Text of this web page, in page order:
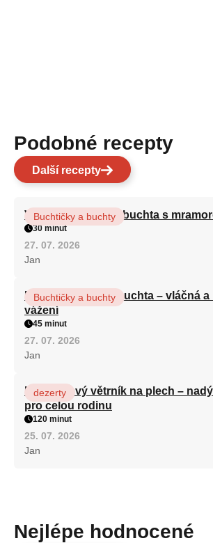
Podobné recepty
Další recepty
Vláčná olejová litá buchta s
Buchtičky a buchty
30 minut
27. 07. 2026
Jan
Hrnková maková buchta – vláčná a
vážení
Buchtičky a buchty
45 minut
27. 07. 2026
Jan
Karamelový větrník na plech –
pro celou rodinu
dezerty
120 minut
25. 07. 2026
Jan
Nejlépe hodnocené